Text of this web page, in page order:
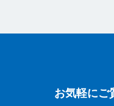
お気軽にご
お気軽にご